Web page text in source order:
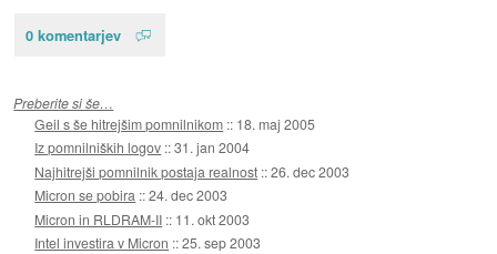
0 komentarjev
Preberite si še…
Geil s še hitrejšim pomnilnikom :: 18. maj 2005
Iz pomnilniških logov ::31. jan 2004
Najhitrejši pomnilnik postaja realnost ::26. dec 2003
Micron se pobira ::24. dec 2003
Micron in RLDRAM-II :: 11. okt 2003
Intel investira v Micron ::25. sep 2003